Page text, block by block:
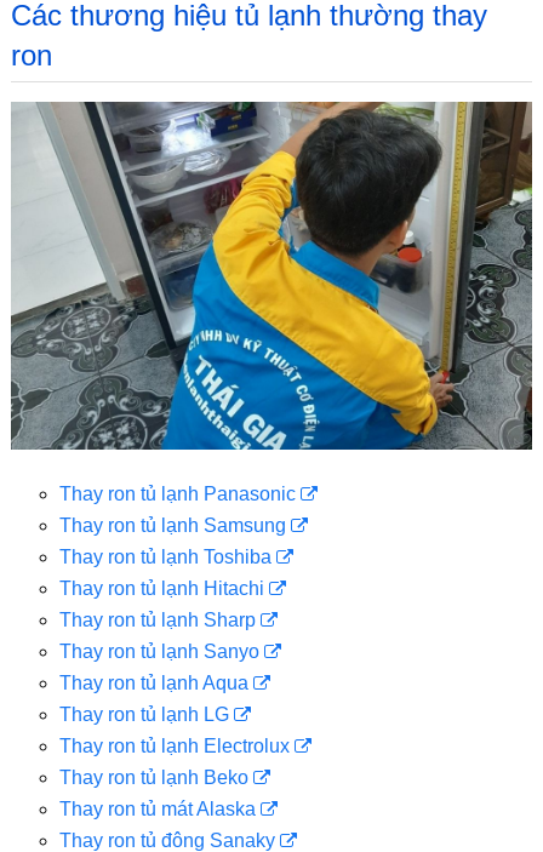
Các thương hiệu tủ lạnh thường thay
ron
Thay ron tủ lạnh Panasonic
Thay ron tủ lạnh Samsung
Thay ron tủ lạnh Toshiba
Thay ron tủ lạnh Hitachi
Thay ron tủ lạnh Sharp
Thay ron tủ lạnh Sanyo
Thay ron tủ lạnh Aqua
Thay ron tủ lạnh LG
Thay ron tủ lạnh Electrolux
Thay ron tủ lạnh Beko
Thay ron tủ mát Alaska
Thay ron tủ đông Sanaky